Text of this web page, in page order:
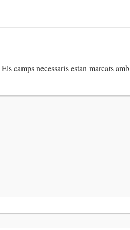
Els camps necessaris estan marcats amb